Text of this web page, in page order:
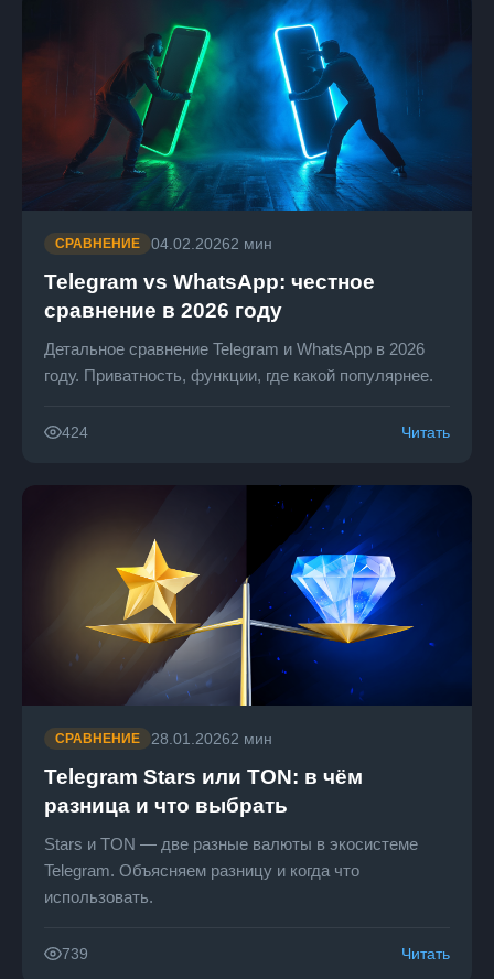
СРАВНЕНИЕ 04.02.20262 мин
Telegram vs WhatsApp: честное
сравнение в 2026 году
Детальное сравнение Telegram и WhatsApp в 2026
году. Приватность, функции, где какой популярнее.
424 Читать
СРАВНЕНИЕ 28.01.20262 мин
Telegram Stars или TON: в чём
разница и что выбрать
Stars и TON — две разные валюты в экосистеме
Telegram. Объясняем разницу и когда что
использовать.
739 Читать